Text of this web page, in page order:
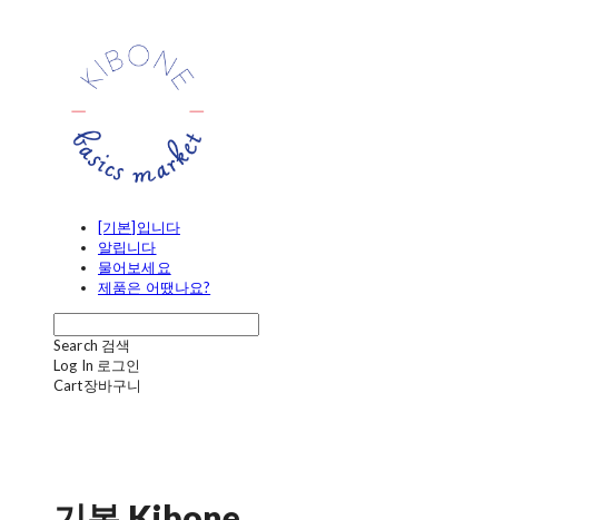
[기본]입니다
알립니다
물어보세요
제품은 어땠나요?
Search 검색
Log In 로그인
Cart장바구니